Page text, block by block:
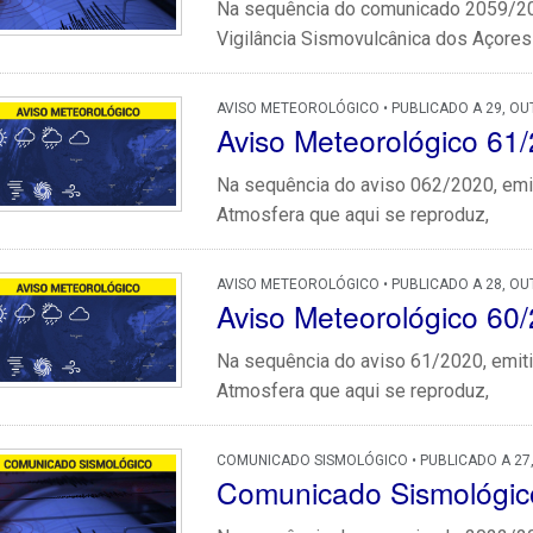
Na sequência do comunicado 2059/
Vigilância Sismovulcânica dos
AVISO METEOROLÓGICO • PUBLICADO A 29,
Aviso Meteorológico
Na sequência do aviso 062/2020,
Atmosfera que aqui se reproduz,
AVISO METEOROLÓGICO • PUBLICADO A 28,
Aviso Meteorológico
Na sequência do aviso 61/2020,
Atmosfera que aqui se reproduz,
COMUNICADO SISMOLÓGICO • PUBLICADO A
Comunicado